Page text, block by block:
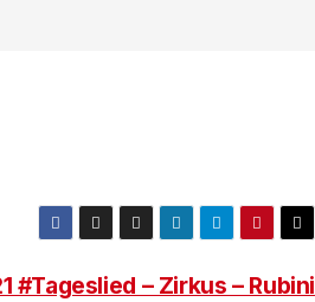
#Tageslied – Zirkus – Rubini